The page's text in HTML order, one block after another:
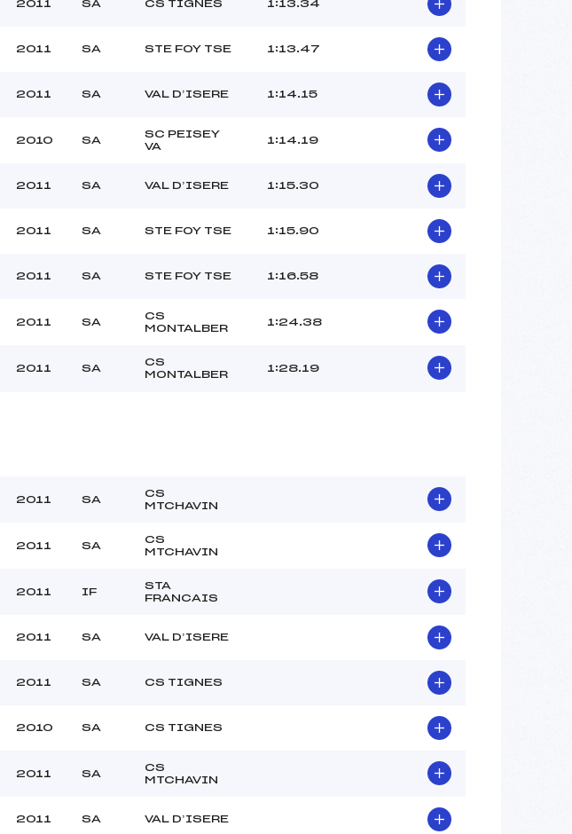
2011 SA CS TIGNES 1:13.34
2011 SA STE FOY TSE 1:13.47
2011 SA VAL D’ISERE 1:14.15
2010 SA
SC PEISEY
VA
1:14.19
2011 SA VAL D’ISERE 1:15.30
2011 SA STE FOY TSE 1:15.90
2011 SA STE FOY TSE 1:16.58
2011 SA
CS
MONTALBER
1:24.38
2011 SA
CS
MONTALBER
1:28.19
2011 SA
CS
MTCHAVIN
2011 SA
CS
MTCHAVIN
2011 IF
STA
FRANCAIS
2011 SA VAL D’ISERE
2011 SA CS TIGNES
2010 SA CS TIGNES
2011 SA
CS
MTCHAVIN
2011 SA VAL D’ISERE